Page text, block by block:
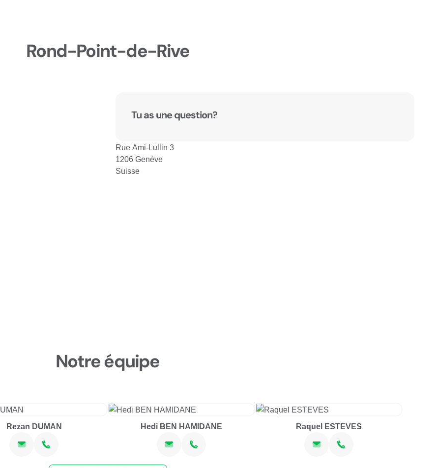
Rond-Point-de-Rive
Tu as une question?
Rue Ami-Lullin 3
1206 Genève
Suisse
Notre équipe
Rezan DUMAN Hedi BEN HAMIDANE Raquel ESTEVES